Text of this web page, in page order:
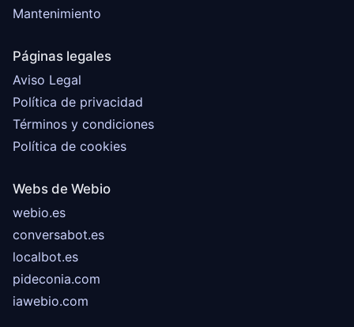
Mantenimiento
Páginas legales
Aviso Legal
Política de privacidad
Términos y condiciones
Política de cookies
Webs de Webio
webio.es
conversabot.es
localbot.es
pideconia.com
iawebio.com